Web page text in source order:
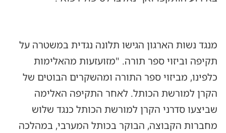
מנגד נשות הארגון הגישו תלונה נגדית במשטרה על
תקיפה וביזוי ספר תורה. "מזועזעות מהאלימות
כלפינו, מביזוי ספר התורה ומהשקרים הבוטים של
הקרן למורשת הכותל. לאחר התקיפה האלימה
שביצעו סדרני הקרן למורשת הכותל כנגד שלוש
מחברות הקבוצה, הבוקר בכותל המערבי, במהלכה